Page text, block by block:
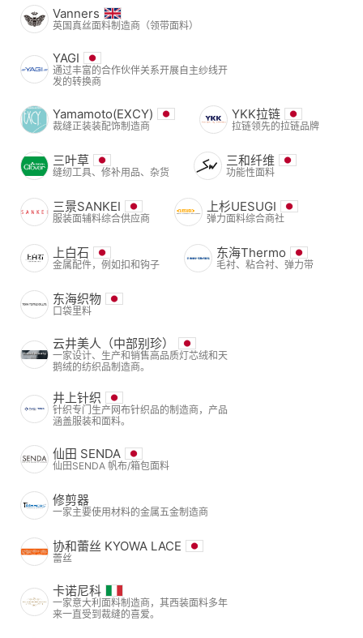
Vanners
英国真丝面料制造商（领带面料）
YAGI
通过丰富的合作伙伴关系开展自主纱线开
发的转换商
Yamamoto(EXCY)
裁缝正装装配饰制造商
YKK拉链
拉链领先的拉链品牌
三叶草
缝纫工具、修补用品、杂货
三和纤维
功能性面料
三景SANKEI
服装面辅料综合供应商
上杉UESUGI
弹力面料综合商社
上白石
金属配件，例如扣和钩子
东海Thermo
毛衬、粘合衬、弹力带
东海织物
口袋里料
云井美人（中部别珍）
一家设计、生产和销售高品质灯芯绒和天
鹅绒的纺织品制造商。
井上针织
针织专门生产网布针织品的制造商，产品
涵盖服装和面料。
仙田 SENDA
仙田SENDA 帆布/箱包面料
修剪器
一家主要使用材料的金属五金制造商
协和蕾丝 KYOWA LACE
蕾丝
卡诺尼科
一家意大利面料制造商，其西装面料多年
来一直受到裁缝的喜爱。